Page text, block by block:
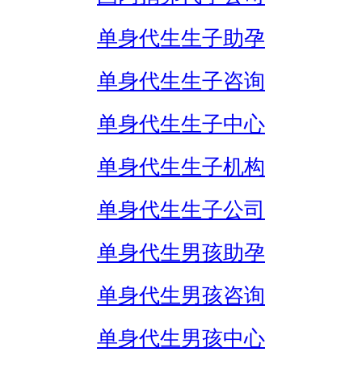
单身代生生子助孕
单身代生生子咨询
单身代生生子中心
单身代生生子机构
单身代生生子公司
单身代生男孩助孕
单身代生男孩咨询
单身代生男孩中心